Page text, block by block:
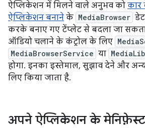
ऐप्लिकेशन में मिलने वाले अनुभव को कार
ऐप्लिकेशन बनाने के MediaBrowser
करके बनाए गए टेंप्लेट से बदला जा
ऑडियो चलाने के कंट्रोल के लिए
MediaBrowserService या
होगा. इनका इस्तेमाल, सुझाव देने और
लिए किया जाता है.
अपने ऐप्लिकेशन के मेनिफ़ेस्ट